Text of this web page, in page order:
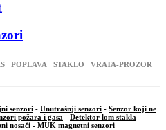
POPLAVA STAKLO VRATA-PROZOR
senzori - Unutrašnji senzori - Senzor koji ne
požara i gasa - Detektor lom stakla -
nosači - MUK magnetni senzori